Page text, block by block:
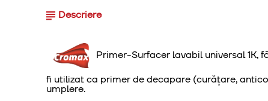
Descriere
Primer-Surfacer lavabil universal 1K,
fi utilizat ca primer de decapare (curățare,
umplere.